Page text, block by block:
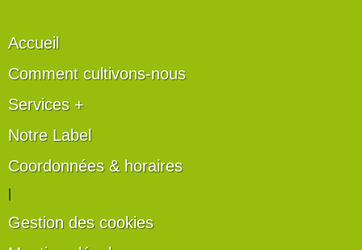
Accueil
Comment cultivons-nous
Services +
Notre Label
Coordonnées & horaires
Gestion des cookies